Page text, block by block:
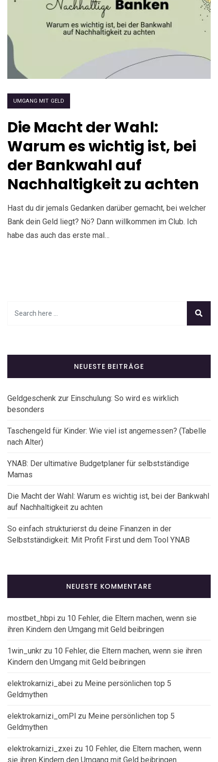
UMGANG MIT GELD
Die Macht der Wahl:
Warum es wichtig ist, bei
der Bankwahl auf
Nachhaltigkeit zu achten
Hast du dir jemals Gedanken darüber gemacht, bei welcher
Bank dein Geld liegt? Nö? Dann willkommen im Club. Ich
habe das auch das erste mal…
NEUESTE BEITRÄGE
Geldgeschenk zur Einschulung: So wird es wirklich
besonders
Taschengeld für Kinder: Wie viel ist angemessen? (Tabelle
nach Alter)
YNAB: Der ultimative Budgetplaner für selbstständige
Mamas
Die Macht der Wahl: Warum es wichtig ist, bei der Bankwahl
auf Nachhaltigkeit zu achten
So einfach strukturierst du deine Finanzen in der
Selbstständigkeit: Mit Profit First und dem Tool YNAB
NEUESTE KOMMENTARE
mostbet_hbpi zu 10 Fehler, die Eltern machen, wenn sie
ihren Kindern den Umgang mit Geld beibringen
1win_unkr zu 10 Fehler, die Eltern machen, wenn sie ihren
Kindern den Umgang mit Geld beibringen
elektrokarnizi_abei zu Meine persönlichen top 5
Geldmythen
elektrokarnizi_omPl zu Meine persönlichen top 5
Geldmythen
elektrokarnizi_zxei zu 10 Fehler, die Eltern machen, wenn
sie ihren Kindern den Umgang mit Geld beibringen